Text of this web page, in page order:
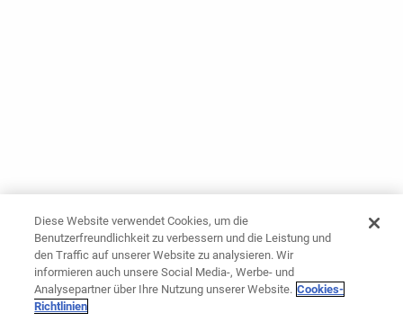
Diese Website verwendet Cookies, um die
Benutzerfreundlichkeit zu verbessern und die Leistung und
den Traffic auf unserer Website zu analysieren. Wir
informieren auch unsere Social Media-, Werbe- und
Analysepartner über Ihre Nutzung unserer Website. Cookies-
Richtlinien